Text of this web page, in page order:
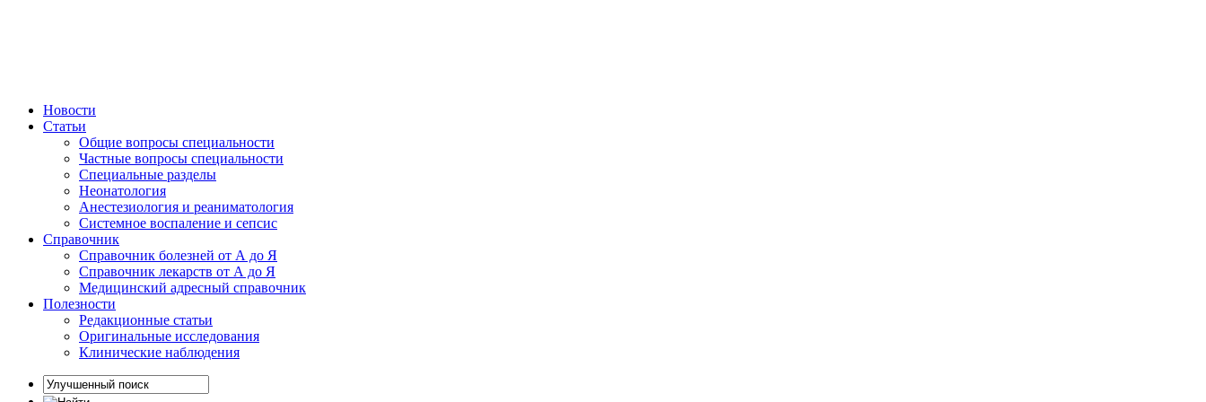
Новости
Статьи
Общие вопросы специальности
Частные вопросы специальности
Специальные разделы
Неонатология
Анестезиология и реаниматология
Системное воспаление и сепсис
Справочник
Справочник болезней от А до Я
Справочник лекарств от А до Я
Медицинский адресный справочник
Полезности
Редакционные статьи
Оригинальные исследования
Клинические наблюдения